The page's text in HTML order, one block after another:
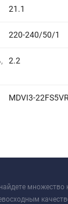
21.1
220-240/50/1
2.2
MDVI3-
множество